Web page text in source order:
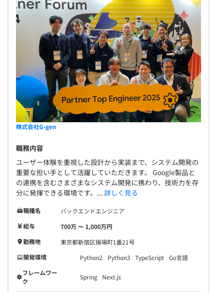
▼有限会社木村屋様
中小企業向け補助金を活用したDX化！生成AIの導入で従
業員教育の効率化を実現
▼株式会社nobitel様
Google Workspaceのテナント分割により、ライセンス費
用が3分の1に
▼ポーラーベアーフーズ株式会社様
GoogleでIT環境の省力化と効率化を実現
▼株式会社サンゲツ様
Google Cloud VertexAIを活用し、壁紙画像の似寄り業務
の効率化へ
▼株式会社ハウステック様
して、全社員1700人へのGoogle Workspaceの導入
▼株式会社ワンキャリア様
データセキュリティの再定義を実現
株式会社G-gen
職務内容
ユーザー体験を重視した設計から実装まで、システム開発の
重要な担い手として活躍していただきます。 Google製品と
の連携を含むさまざまなシステム開発に携わり、技術力を存
分に発揮できる環境です。... 詳しく見る
職種名
バックエンドエンジニア
給与
700万 〜 1,000万円
勤務地
東京都新宿区揚場町1番21号
開発環境
Python2 Python3 TypeScript
Go言語
フレームワー
ク
Spring Next.js